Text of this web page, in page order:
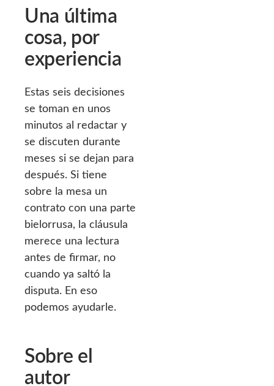
Una última
cosa, por
experiencia
Estas seis decisiones
se toman en unos
minutos al redactar y
se discuten durante
meses si se dejan para
después. Si tiene
sobre la mesa un
contrato con una parte
bielorrusa, la cláusula
merece una lectura
antes de firmar, no
cuando ya saltó la
disputa. En eso
podemos ayudarle.
Sobre el
autor